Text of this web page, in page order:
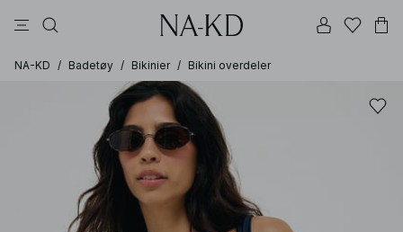
NA-KD / Badetøy / Bikinier / Bikini overdeler